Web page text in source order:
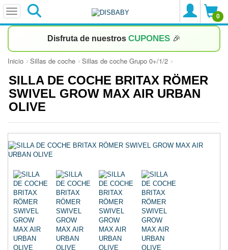
0
Disfruta de nuestros CUPONES 🎉
Inicio Sillas de coche Sillas de coche Grupo 0+/1/2
SILLA DE COCHE BRITAX RÖMER
SWIVEL GROW MAX AIR URBAN
OLIVE